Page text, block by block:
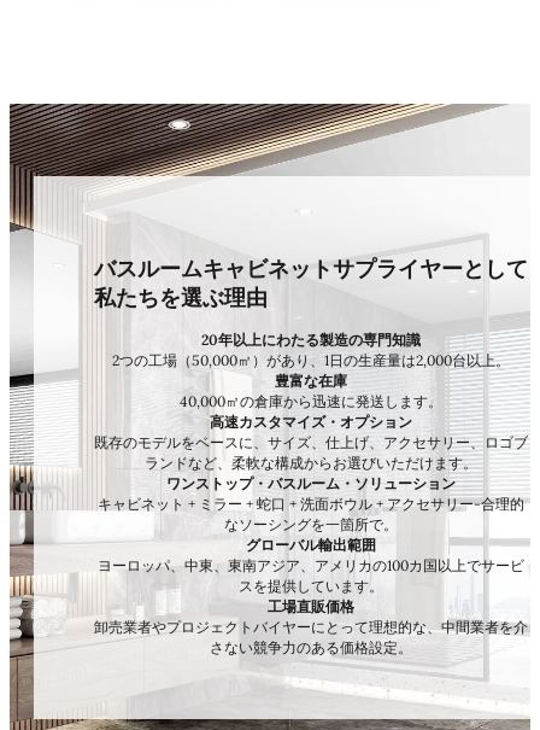
バスルームキャビネットサプライヤーとして
私たちを選ぶ理由
20年以上にわたる製造の専門知識
2つの工場（50,000㎡）があり、1日の生産量は2,000台以上。
豊富な在庫
40,000㎡の倉庫から迅速に発送します。
高速カスタマイズ・オプション
既存のモデルをベースに、サイズ、仕上げ、アクセサリー、ロゴブ
ランドなど、柔軟な構成からお選びいただけます。
ワンストップ・バスルーム・ソリューション
キャビネット + ミラー + 蛇口 + 洗面ボウル + アクセサリー-合理的
なソーシングを一箇所で。
グローバル輸出範囲
ヨーロッパ、中東、東南アジア、アメリカの100カ国以上でサービ
スを提供しています。
工場直販価格
卸売業者やプロジェクトバイヤーにとって理想的な、中間業者を介
さない競争力のある価格設定。